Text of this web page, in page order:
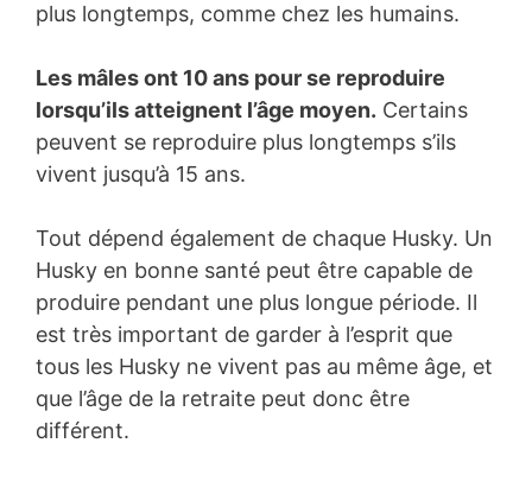
plus longtemps, comme chez les humains.
Les mâles ont 10 ans pour se reproduire
lorsqu’ils atteignent l’âge moyen. Certains
peuvent se reproduire plus longtemps s’ils
vivent jusqu’à 15 ans.
Tout dépend également de chaque Husky. Un
Husky en bonne santé peut être capable de
produire pendant une plus longue période. Il
est très important de garder à l’esprit que
tous les Husky ne vivent pas au même âge, et
que l’âge de la retraite peut donc être
différent.